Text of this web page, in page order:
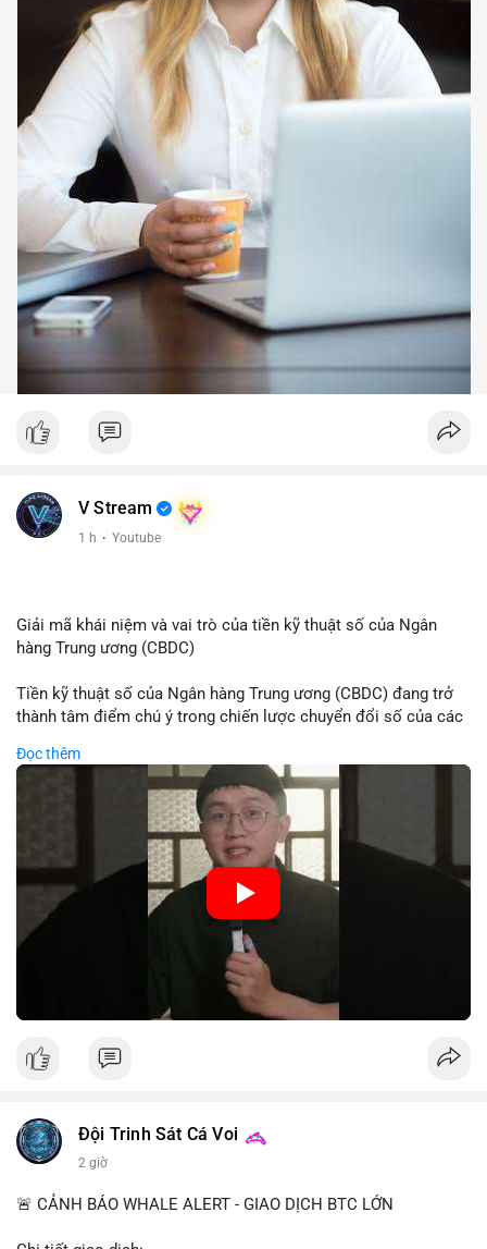
V Stream
1 h · Youtube
Giải mã khái niệm và vai trò của tiền kỹ thuật số của Ngân
hàng Trung ương (CBDC)
Tiền kỹ thuật số của Ngân hàng Trung ương (CBDC) đang trở
thành tâm điểm chú ý trong chiến lược chuyển đổi số của các
trung, CBDC là hình thức tiền pháp định được phát hành và
quản lý trực tiếp bởi Ngân hàng Trung ương nhằm tối ưu hóa
hệ thống thanh toán và tăng cường hiệu quả chính sách tiền tệ.
Việc triển khai CBDC hứa hẹn sẽ thay đổi diện mạo của hạ
tầng tài chính truyền thống, mang lại sự tiện lợi trong giao dịch
nhưng cũng đặt ra nhiều thách thức về quyền riêng tư và an
ninh mạng.
🎥 Xem video trực tiếp tại:
Đọc thêm
Đội Trinh Sát Cá Voi
2 giờ
🚨 CẢNH BÁO WHALE ALERT - GIAO DỊCH BTC LỚN